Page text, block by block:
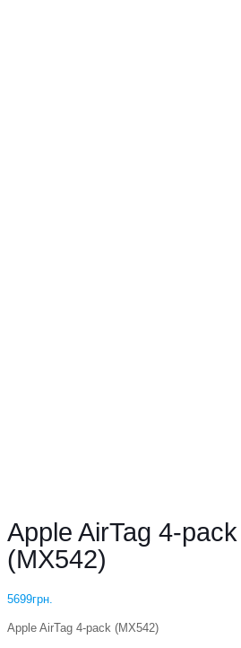
Apple AirTag 4-pack
(MX542)
5699грн.
Apple AirTag 4-pack (MX542)